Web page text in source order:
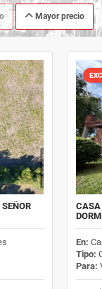
Mayor precio
CASA
En:
Tipo:
Para: